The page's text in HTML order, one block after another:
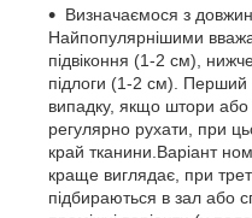
Визначаємося з
Найпопулярнішими
підвіконня (1-2 см),
підлоги (1-2 см). Перший
випадку, якщо штори або
регулярно рухати, при
край тканини.Варіант
краще виглядає, при
підбираються в зал або